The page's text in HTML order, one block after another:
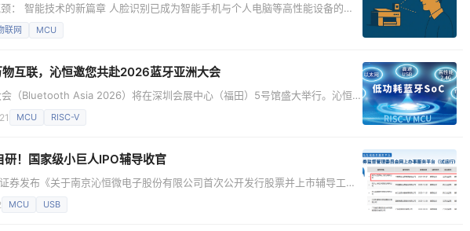
： 智能技术的新篇章 人脸识别已成为智能手机与个人电脑等高性能设备的标
到资源受限的边缘设备与物联网终端中，仍面临诸多挑战。例如，企业级打印
联网 MCU
互联，沁恒邀您共赴2026蓝牙亚洲大会
（Bluetooth Asia 2026）将在深圳会展中心（福田）5号馆盛大举行。沁恒
蓝牙优势的无线SoC产品及专业解决方案，并将发表《少外围，长续航，
MCU RISC-V
研！国家级小巨人IPO辅导收官
发布《关于南京沁恒微电子股份有限公司首次公开发行股票并上市辅导工作
的国家级专精特新 “小巨人” 企业，历时近 8 个月的 IPO 辅导工作圆满收官，
MCU USB